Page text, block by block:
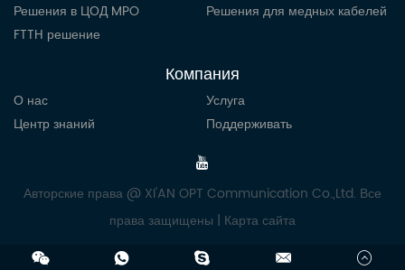
Решения в ЦОД MPO
Решения для медных кабелей
FTTH решение
Компания
О нас
Услуга
Центр знаний
Поддерживать
Авторские права @ XI'AN OPT Communication Co.,Ltd. Все
права защищены | Карта сайта